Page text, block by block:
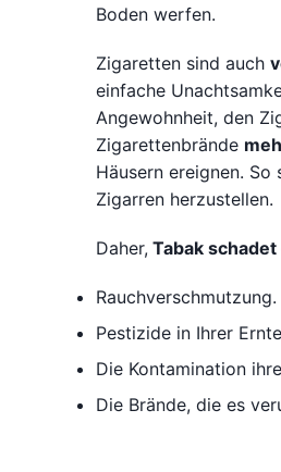
Boden werfen.
Zigaretten sind auch
einfache
Angewohnheit, den
Zigarettenbrände
Häusern ereignen.
Zigarren herzustellen.
Daher, Tabak
Rauchverschmutzung.
Pestizide in Ihrer
Die Kontamination
Die Brände, die es